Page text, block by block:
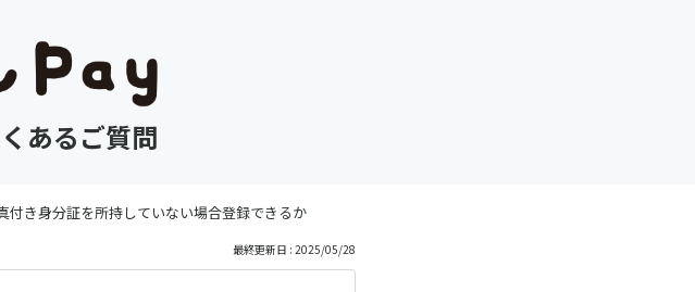
あるご質問
付き身分証を所持していない場合登録できるか
最終更新日 : 2025/05/28